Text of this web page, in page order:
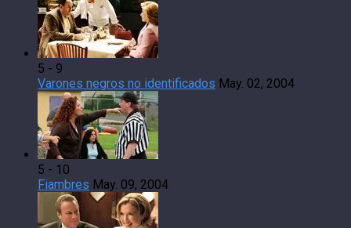
5 - 9
Varones negros no identificados May. 02, 2004
5 - 10
Fiambres May. 09, 2004